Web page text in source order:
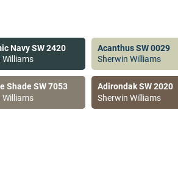
Navy SW 2420
Williams
Acanthus SW 0029
Sherwin Williams
Shade SW 7053
Williams
Adirondak SW 2020
Sherwin Williams